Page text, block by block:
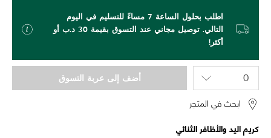
اطلب بحلول الساعة 7 مساءً للتسليم في اليوم
التالي. توصيل مجاني عند التسوق بقيمة 30 د.ب أو
أكثر!
أضف إلى عربة التسوق
ابحث في المتجر
كريم اليد والأظافر الثنائي